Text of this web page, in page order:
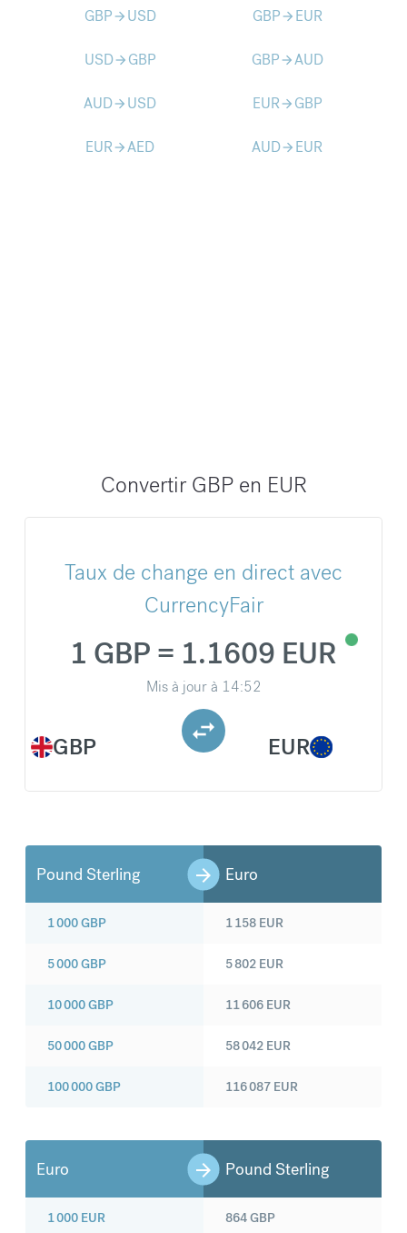
GBParrow_forward USD GBParrow_forward EUR
USDarrow_forward GBP GBParrow_forwardAUD
AUDarrow_forward USD EURarrow_forward GBP
EURarrow_forwardAED AUDarrow_forward EUR
Convertir GBP en EUR
Taux de change en direct avec
CurrencyFair
GBP
1 GBP = 1.1609 EUR
Mis à jour à 14:52
EUR
Pound Sterling Euro
1 000GBP
5 000GBP
10 000GBP
50 000GBP
100 000GBP
1 158 EUR
5 802 EUR
11 606 EUR
58 042 EUR
116 087 EUR
Euro Pound Sterling
1 000 EUR 864GBP